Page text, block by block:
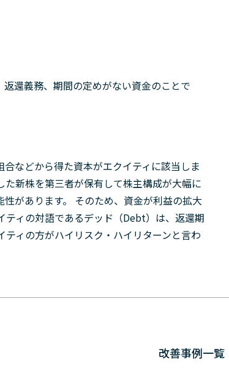
還義務、期間の定めがない資金のことで
などから得た資本がエクイティに該当しま
新株を第三者が保有して株主構成が大幅に
があります。 そのため、資金が利益の拡大
ティの対語であるデッド（Debt）は、返還期
ィの方がハイリスク・ハイリターンと言わ
改善事例一覧